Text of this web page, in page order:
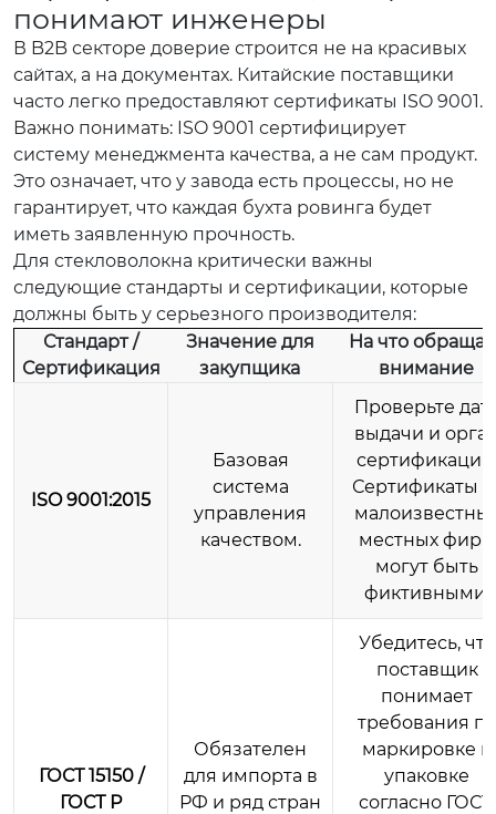
понимают инженеры
В B2B секторе доверие строится не на красивых
сайтах, а на документах. Китайские поставщики
часто легко предоставляют сертификаты ISO 9001.
Важно понимать: ISO 9001 сертифицирует
систему менеджмента качества, а не сам продукт.
Это означает, что у завода есть процессы, но не
гарантирует, что каждая бухта ровинга будет
иметь заявленную прочность.
Для стекловолокна критически важны
следующие стандарты и сертификации, которые
должны быть у серьезного производителя:
Стандарт /
Сертификация
Значение для
закупщика
На что
внимание
ISO 9001:2015
Базовая
система
управления
качеством.
Проверьте
выдачи и
сертификации.
Сертификаты
местных фирм
могут быть
фиктивными.
ГОСТ 15150 /
ГОСТ Р
Обязателен
для импорта в
РФ и ряд стран
Убедитесь, что
поставщик
понимает
требования по
маркировке и
упаковке
согласно ГОСТ.